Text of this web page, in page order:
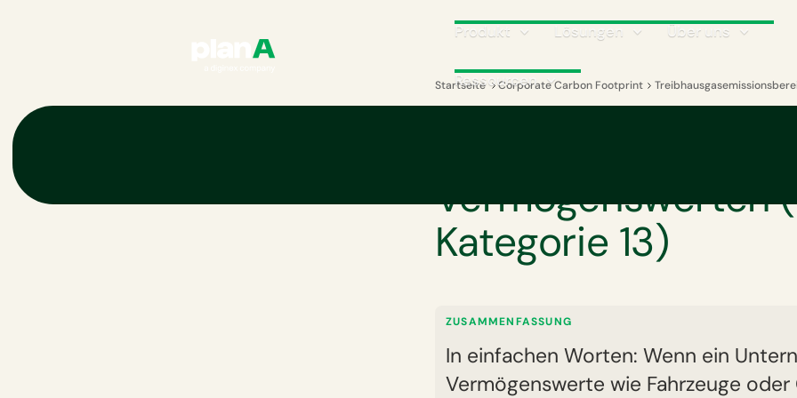
Produkt Lösungen Über uns
Ressourcen
Startseite Corporate Carbon Footprint
Vermögenswerten
Kategorie 13)
ZUSAMMENFASSUNG
In einfachen Worten: Wenn ein
Vermögenswerte wie Fahrzeuge oder